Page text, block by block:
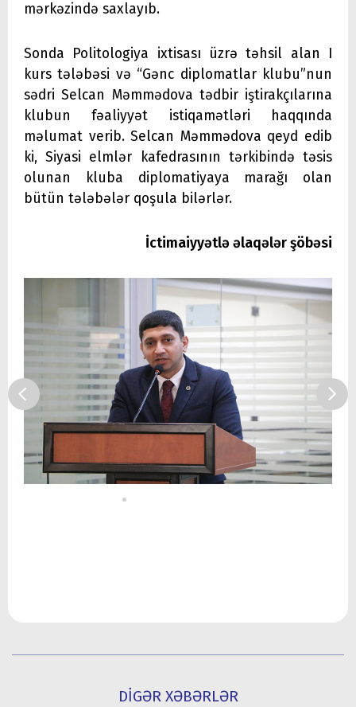
mərkəzində saxlayıb.
Sonda Politologiya ixtisası üzrə təhsil alan I
kurs tələbəsi və “Gənc diplomatlar klubu”nun
sədri Selcan Məmmədova tədbir iştirakçılarına
klubun fəaliyyət istiqamətləri haqqında
məlumat verib. Selcan Məmmədova qeyd edib
ki, Siyasi elmlər kafedrasının tərkibində təsis
olunan kluba diplomatiyaya marağı olan
bütün tələbələr qoşula bilərlər.
İctimaiyyətlə əlaqələr şöbəsi
DİGƏR XƏBƏRLƏR